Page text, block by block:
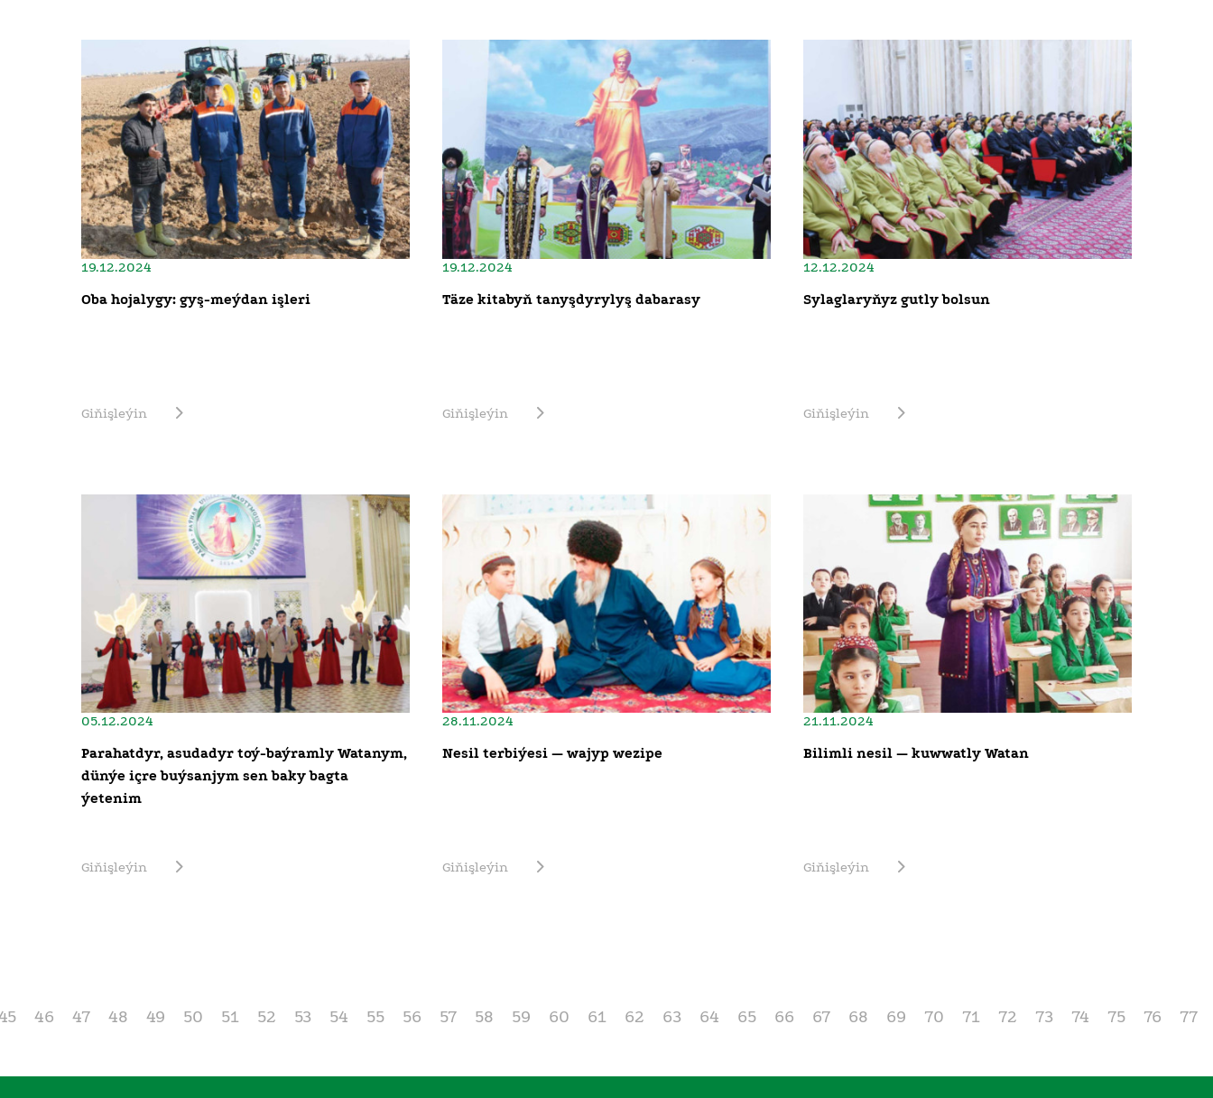
19.12.2024
Oba hojalygy: gyş-meýdan işleri
Giňişleýin
19.12.2024
Täze kitabyň tanyşdyrylyş dabarasy
Giňişleýin
12.12.2024
Sylaglaryňyz gutly bolsun
Giňişleýin
05.12.2024
Parahatdyr, asudadyr toý-baýramly Watanym,
dünýe içre buýsanjym sen baky bagta
ýetenim
Giňişleýin
28.11.2024
Nesil terbiýesi — wajyp wezipe
Giňişleýin
21.11.2024
Bilimli nesil — kuwwatly Watan
Giňişleýin
46 47 48 49 50 51 52 53 54 55 56 57 58 59 60 61 62 63 64 65 66 67 68 69 70 71 72 73 74 75 76 77